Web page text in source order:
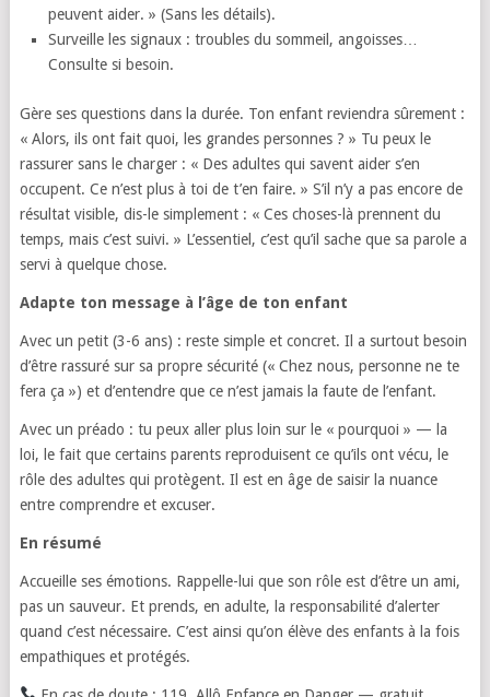
peuvent aider. » (Sans les détails).
Surveille les signaux : troubles du sommeil, angoisses…
Consulte si besoin.
Gère ses questions dans la durée. Ton enfant reviendra sûrement :
« Alors, ils ont fait quoi, les grandes personnes ? » Tu peux le
rassurer sans le charger : « Des adultes qui savent aider s’en
occupent. Ce n’est plus à toi de t’en faire. » S’il n’y a pas encore de
résultat visible, dis-le simplement : « Ces choses-là prennent du
temps, mais c’est suivi. » L’essentiel, c’est qu’il sache que sa parole a
servi à quelque chose.
Adapte ton message à l’âge de ton enfant
Avec un petit (3-6 ans) : reste simple et concret. Il a surtout besoin
d’être rassuré sur sa propre sécurité (« Chez nous, personne ne te
fera ça ») et d’entendre que ce n’est jamais la faute de l’enfant.
Avec un préado : tu peux aller plus loin sur le « pourquoi » — la
loi, le fait que certains parents reproduisent ce qu’ils ont vécu, le
rôle des adultes qui protègent. Il est en âge de saisir la nuance
entre comprendre et excuser.
En résumé
Accueille ses émotions. Rappelle-lui que son rôle est d’être un ami,
pas un sauveur. Et prends, en adulte, la responsabilité d’alerter
quand c’est nécessaire. C’est ainsi qu’on élève des enfants à la fois
empathiques et protégés.